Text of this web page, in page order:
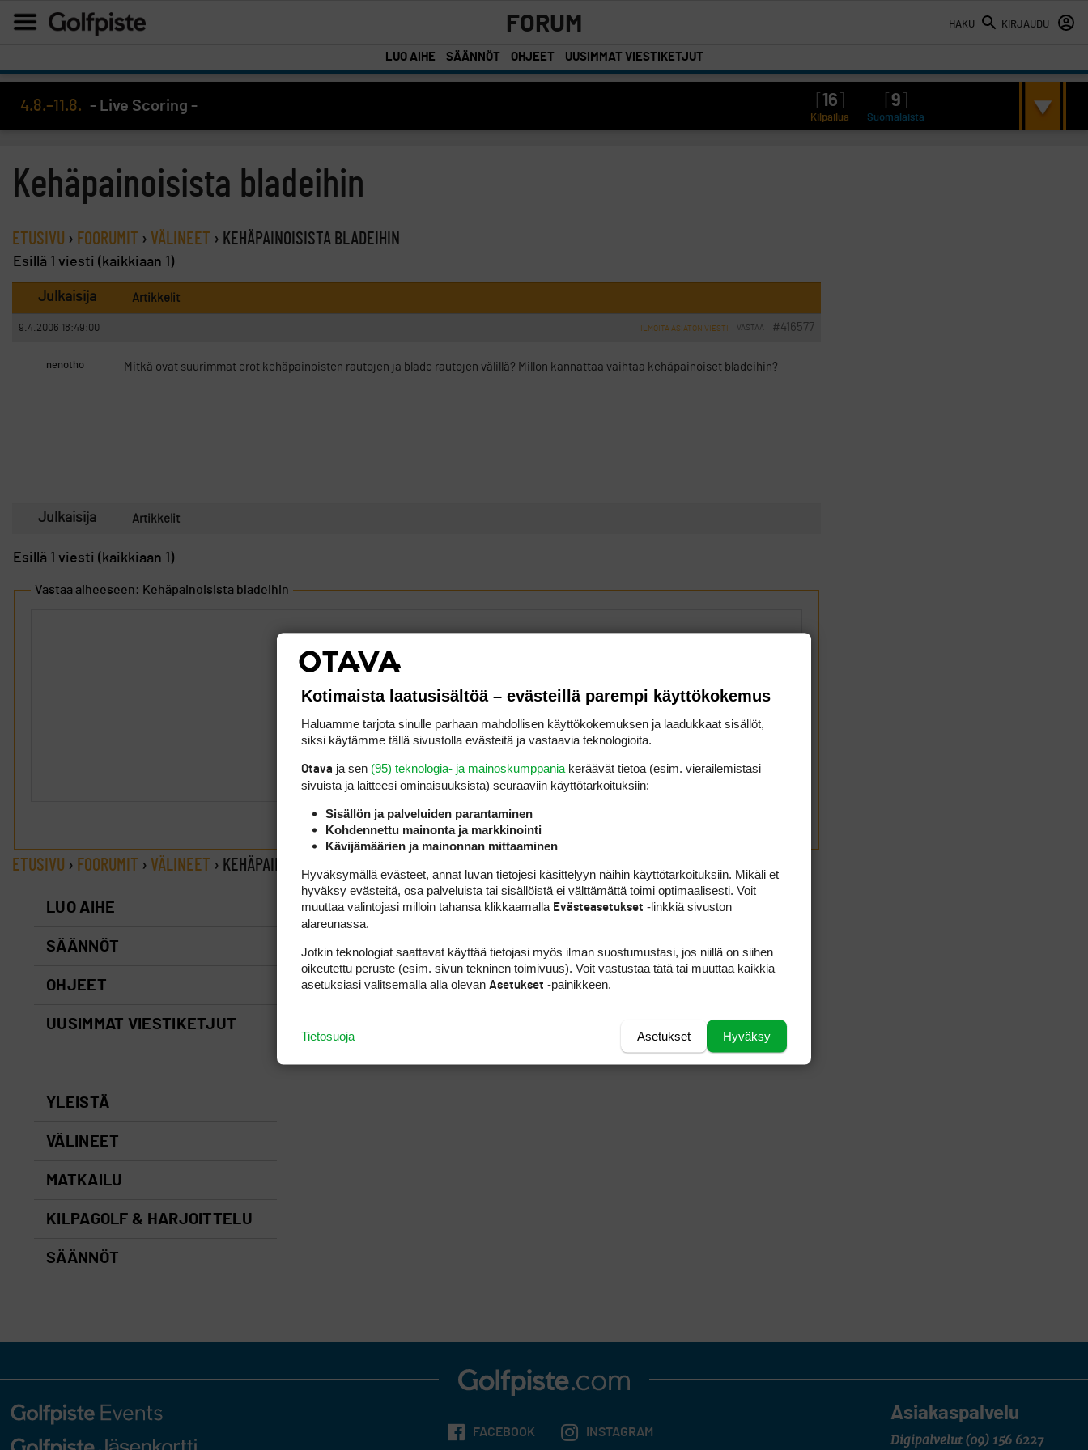
HAKU KIRJAUDU
FORUM
LUO AIHE SÄÄNNÖT OHJEET UUSIMMAT VIESTIKETJUT
4.8.–11.8. - Live Scoring - 16 9
Kilpailua Suomalaista
Kehäpainoisista bladeihin
ETUSIVU › FOORUMIT › VÄLINEET › KEHÄPAINOISISTA BLADEIHIN
Esillä 1 viesti (kaikkiaan 1)
Julkaisija Artikkelit
9.4.2006 18:49:00 #416577
VASTAA
ILMOITA ASIATON VIESTI
nenotho Mitkä ovat suurimmat erot kehäpainoisten rautojen ja blade rautojen välillä? Millon kannattaa vaihtaa kehäpainoiset bladeihin?
Julkaisija Artikkelit
Esillä 1 viesti (kaikkiaan 1)
Vastaa aiheeseen: Kehäpainoisista bladeihin
ETUSIVU › FOORUMIT › VÄLINEET › KEHÄPAINOISISTA BLADEIHIN
LUO AIHE
SÄÄNNÖT
OHJEET
UUSIMMAT VIESTIKETJUT
YLEISTÄ
VÄLINEET
MATKAILU
KILPAGOLF & HARJOITTELU
SÄÄNNÖT
Asiakaspalvelu
Digipalvelut (09) 156 6227
FACEBOOK INSTAGRAM
Kotimaista laatusisältöä – evästeillä parempi käyttökokemus
Haluamme tarjota sinulle parhaan mahdollisen käyttökokemuksen ja laadukkaat sisällöt,
siksi käytämme tällä sivustolla evästeitä ja vastaavia teknologioita.
Otava ja sen (95) teknologia- ja mainoskumppania keräävät tietoa (esim. vierailemis­tasi
sivuista ja laitteesi ominaisuuk­sista) seuraaviin käyttötarkoituksiin:
Sisällön ja palveluiden parantaminen
Kohdennettu mainonta ja markkinointi
Kävijämäärien ja mainonnan mittaaminen
Hyväksymällä evästeet, annat luvan tietojesi käsittelyyn näihin käyttötarkoituksiin. Mikäli et
hyväksy evästeitä, osa palveluista tai sisällöistä ei välttämättä toimi optimaalisesti. Voit
muuttaa valintojasi milloin tahansa klikkaamalla Evästeasetukset -linkkiä sivuston
alareunassa.
Jotkin teknologiat saattavat käyttää tietojasi myös ilman suostumustasi, jos niillä on siihen
oikeutettu peruste (esim. sivun tekninen toimivuus). Voit vastustaa tätä tai muuttaa kaikkia
asetuksiasi valitsemalla alla olevan Asetukset -painikkeen.
Hyväksy
Asetukset
Tietosuoja